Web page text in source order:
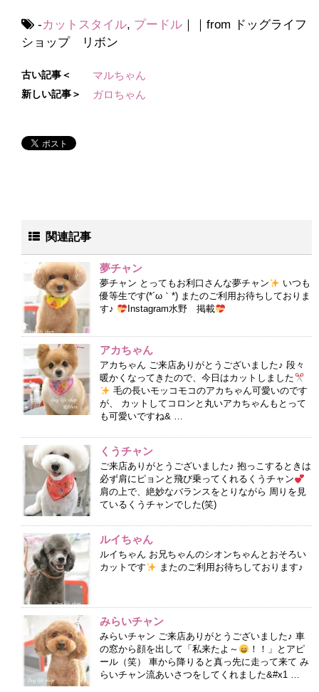
-カットスタイル, プードル ｜｜from ドッグライフ
ショップ リボン
古い記事＜ マルちゃん
新しい記事＞ ガロちゃん
関連記事
夢チャン
夢チャン とってもお利口さんな夢チャン
いつも
優等生です(*´ω｀*) またのご利用お待ちしておりま
す♪
Instagram水野 掲載
アカちゃん
アカちゃん ご来店ありがとうございました♪ 段々
暖かくなってきたので、今日はカットしました
毛の長いモッコモコのアカちゃん可愛いのです
が、 カットしてコロンと丸いアカちゃんもとって
も可愛いですね& …
くうチャン
ご来店ありがとうございました♪ 抱っこするときは
必ず肩にピョンと飛び乗ってくれるくうチャン
肩の上で、絶妙なバランスをとりながら 周りを見
ているくうチャンでした(笑)
ルイちゃん
ルイちゃん お兄ちゃんのシオンちゃんとおそろい
カットです
またのご利用お待ちしております♪
みらいチャン
みらいチャン ご来店ありがとうございました♪ 車
の窓から顔を出して「私来たよ～
！！」とアピ
ール（笑） 車から降りると真っ先に走って来て み
らいチャン流あいさつをしてくれました&#x1 …